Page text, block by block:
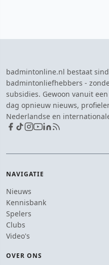
badmintonline.nl bestaat
badmintonliefhebbers -
subsidies. Gewoon vanuit
dag opnieuw nieuws,
Nederlandse en
NAVIGATIE
Nieuws
Kennisbank
Spelers
Clubs
Video's
OVER ONS